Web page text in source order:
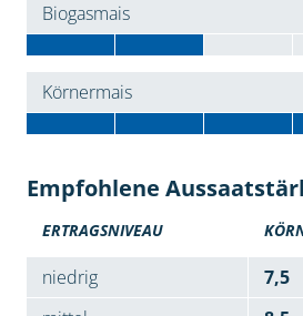
Biogasmais
Körnermais
Empfohlene
ERTRAGSNIVEAU
niedrig
7,5